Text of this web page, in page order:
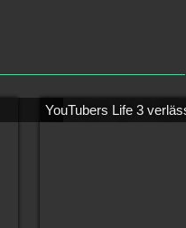
YouTubers Life 3